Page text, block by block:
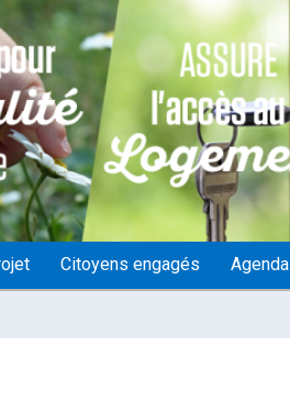
Citoyens engagés Agenda